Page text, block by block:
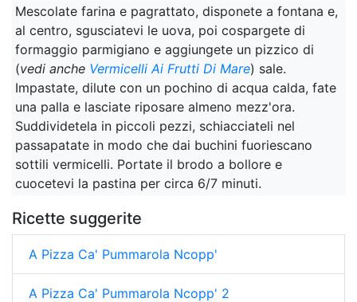
Mescolate farina e pagrattato, disponete a fontana e,
al centro, sgusciatevi le uova, poi cospargete di
formaggio parmigiano e aggiungete un pizzico di
(vedi anche Vermicelli Ai Frutti Di Mare) sale.
Impastate, dilute con un pochino di acqua calda, fate
una palla e lasciate riposare almeno mezz'ora.
Suddividetela in piccoli pezzi, schiacciateli nel
passapatate in modo che dai buchini fuoriescano
sottili vermicelli. Portate il brodo a bollore e
cuocetevi la pastina per circa 6/7 minuti.
Ricette suggerite
A Pizza Ca' Pummarola Ncopp'
A Pizza Ca' Pummarola Ncopp' 2